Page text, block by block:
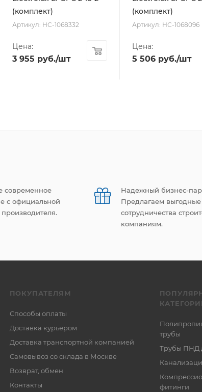
(комплект)
Артикул: НС-1068332
Цена:
3 955 руб./шт
(комплект)
Артикул: НС-1068096
Цена:
5 506 руб./шт
современное
с официальной
производителя.
Надежный бизнес-
Предлагаем выгодные
сотрудничества
компаниям.
ПОКУПАТЕЛЯМ
Способы оплаты
Доставка курьером
Доставка транспортной компанией
Самовывоз со склада в Москве
Возврат, обмен
Контакты
трубы
Трубы ПНД
фитинги